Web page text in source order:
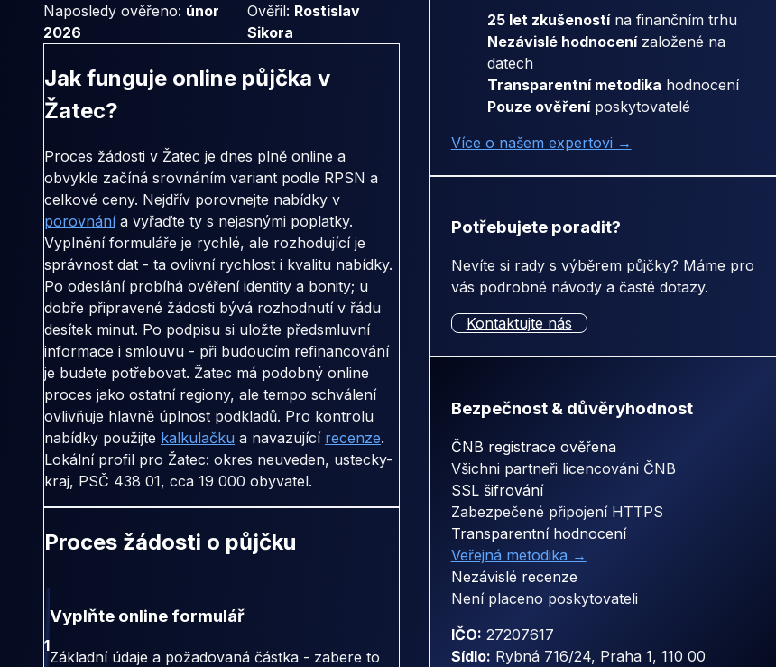
Naposledy ověřeno: únor
2026
Ověřil: Rostislav
Sikora
Jak funguje online půjčka v
Žatec?
Proces žádosti v Žatec je dnes plně online a
obvykle začíná srovnáním variant podle RPSN a
celkové ceny. Nejdřív porovnejte nabídky v
porovnánía vyřaďte ty s nejasnými poplatky.
Vyplnění formuláře je rychlé, ale rozhodující je
správnost dat - ta ovlivní rychlost i kvalitu nabídky.
Po odeslání probíhá ověření identity a bonity; u
dobře připravené žádosti bývá rozhodnutí v řádu
desítek minut. Po podpisu si uložte předsmluvní
informace i smlouvu - při budoucím refinancování
je budete potřebovat. Žatec má podobný online
proces jako ostatní regiony, ale tempo schválení
ovlivňuje hlavně úplnost podkladů. Pro kontrolu
nabídky použijte kalkulačku a navazující recenze.
Lokální profil pro Žatec: okres neuveden, ustecky-
kraj, PSČ 438 01, cca 19 000 obyvatel.
Proces žádosti o půjčku
1
Vyplňte online formulář
Základní údaje a požadovaná částka - zabere to
25 let zkušenostína finančním trhu
Nezávislé hodnocenízaložené na
datech
Transparentní metodika hodnocení
Pouze ověřeníposkytovatelé
Více o našem expertovi →
Potřebujete poradit?
Nevíte si rady s výběrem půjčky? Máme pro
vás podrobné návody a časté dotazy.
Kontaktujte nás
Bezpečnost & důvěryhodnost
ČNB registrace ověřena
Všichni partneři licencováni ČNB
SSL šifrování
Zabezpečené připojení HTTPS
Transparentní hodnocení
Veřejná metodika →
Nezávislé recenze
Není placeno poskytovateli
IČO: 27207617
Sídlo: Rybná 716/24, Praha 1, 110 00